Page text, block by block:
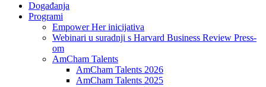
Događanja
Programi
Empower Her inicijativa
Webinari u suradnji s Harvard Business Review Press-
om
AmCham Talents
AmCham Talents 2026
AmCham Talents 2025